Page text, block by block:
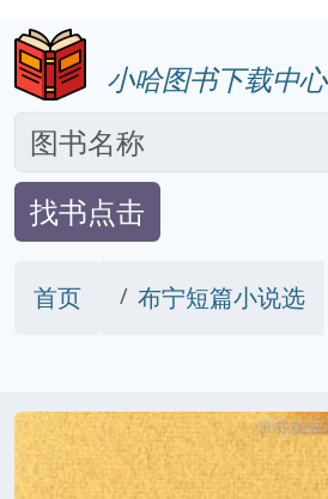
小哈图书下载中心
找书点击
首页 布宁短篇小说选